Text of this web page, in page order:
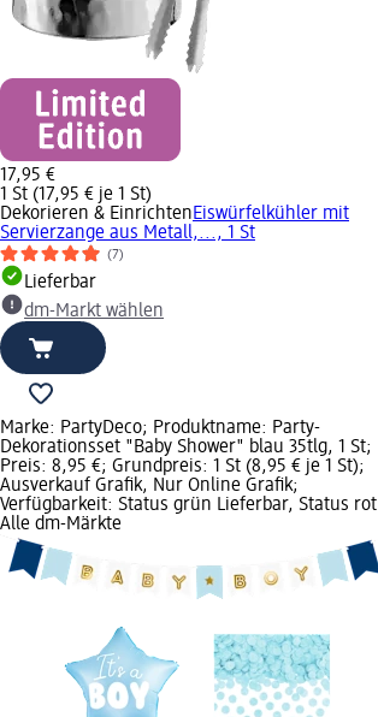
17,95 €
1 St (17,95 € je 1 St)
Dekorieren & EinrichtenEiswürfelkühler mit
Servierzange aus Metall,..., 1 St
(7)
Lieferbar
dm-Markt wählen
Marke: PartyDeco; Produktname: Party-
Dekorationsset "Baby Shower" blau 35tlg, 1 St;
Preis: 8,95 €; Grundpreis: 1 St (8,95 € je 1 St);
Ausverkauf Grafik, Nur Online Grafik;
Verfügbarkeit: Status grün Lieferbar, Status rot
Alle dm-Märkte